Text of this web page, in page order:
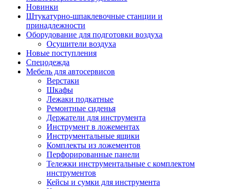
Новинки
Штукатурно-шпаклевочные станции и
принадлежности
Оборудование для подготовки воздуха
Осушители воздуха
Новые поступления
Спецодежда
Мебель для автосервисов
Верстаки
Шкафы
Лежаки подкатные
Ремонтные сиденья
Держатели для инструмента
Инструмент в ложементах
Инструментальные ящики
Комплекты из ложементов
Перфорированные панели
Тележки инструментальные с комплектом
инструментов
Кейсы и сумки для инструмента